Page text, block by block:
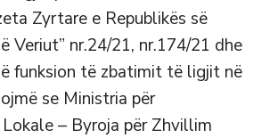
Zyrtare e Republikës së
Veriut” nr.24/21, nr.174/21 dhe
funksion të zbatimit të ligjit në
se Ministriа për
– Byroja për Zhvillim